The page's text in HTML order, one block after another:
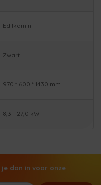
Edilkamin
Zwart
970 * 600 * 1430 mm
8,3 - 27,0 kW
dan in voor onze